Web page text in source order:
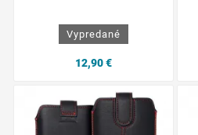
Vypredané
12,90 €